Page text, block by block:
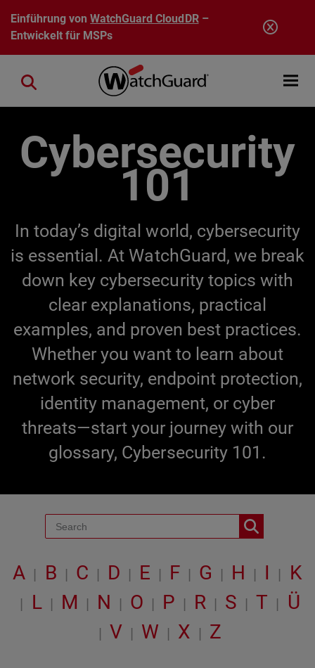
Direkt zum Inhalt
Einführung vonWatchGuard CloudDR–
Entwickelt für MSPs
Open
Close search
Cybersecurity
101
In today’s digital world, cybersecurity
is essential. At WatchGuard, we break
down key cybersecurity topics with
clear explanations, practical
examples, and proven best practices.
Whether you want to learn about
network security, endpoint protection,
identity management, or cyber
threats—start your journey with our
glossary, Cybersecurity 101.
A | B | C | D | E | F | G | H | I | K
| L | M | N | O | P | R | S | T | Ü
| V | W | X | Z